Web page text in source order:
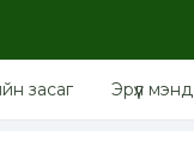
засаг Эрүүл мэнд